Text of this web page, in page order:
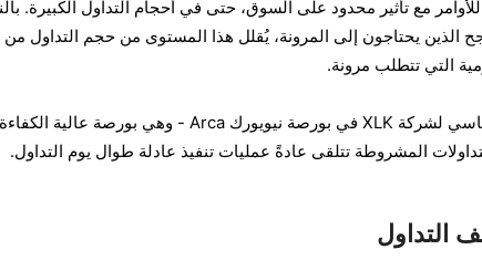
مع تأثير محدود على السوق، حتى في أحجام التداول الكبيرة.
الذين يحتاجون إلى المرونة، يُقلل هذا المستوى من حجم التداول من
التي تتطلب مرونة.
بالإضافة إلى ذلك، فإن الإدراج الأساسي لشركة XLK في بورصة نيويورك Arca - وهي بورصة عالية الكفاءة
المشروطة تتلقى عادةً عمليات تنفيذ عادلة طوال يوم التداول.
التداول